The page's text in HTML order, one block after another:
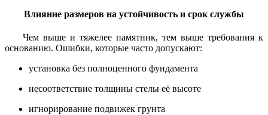
Влияние размеров на устойчивость и срок службы
Чем выше и тяжелее памятник, тем выше требования к
основанию. Ошибки, которые часто допускают:
установка без полноценного фундамента
несоответствие толщины стелы её высоте
игнорирование подвижек грунта